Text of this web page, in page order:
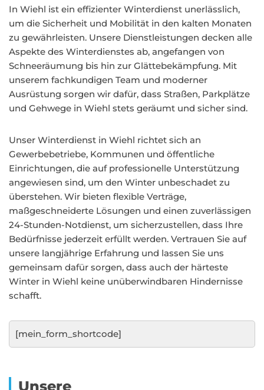
In Wiehl ist ein effizienter Winterdienst unerlässlich,
um die Sicherheit und Mobilität in den kalten Monaten
zu gewährleisten. Unsere Dienstleistungen decken alle
Aspekte des Winterdienstes ab, angefangen von
Schneeräumung bis hin zur Glättebekämpfung. Mit
unserem fachkundigen Team und moderner
Ausrüstung sorgen wir dafür, dass Straßen, Parkplätze
und Gehwege in Wiehl stets geräumt und sicher sind.
Unser Winterdienst in Wiehl richtet sich an
Gewerbebetriebe, Kommunen und öffentliche
Einrichtungen, die auf professionelle Unterstützung
angewiesen sind, um den Winter unbeschadet zu
überstehen. Wir bieten flexible Verträge,
maßgeschneiderte Lösungen und einen zuverlässigen
24-Stunden-Notdienst, um sicherzustellen, dass Ihre
Bedürfnisse jederzeit erfüllt werden. Vertrauen Sie auf
unsere langjährige Erfahrung und lassen Sie uns
gemeinsam dafür sorgen, dass auch der härteste
Winter in Wiehl keine unüberwindbaren Hindernisse
schafft.
[mein_form_shortcode]
Unsere